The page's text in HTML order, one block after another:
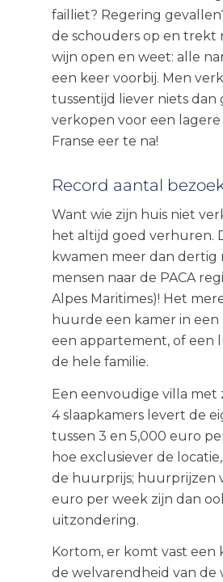
failliet? Regering
de schouders op en trekt
wijn open en weet: alle
een keer voorbij. Men
tussentijd liever niets dan
verkopen voor een lagere
Franse eer te na!
Record aantal
Want wie zijn huis niet
het altijd goed verhuren.
kwamen meer dan dertig
mensen naar de PACA
Alpes Maritimes)! Het
huurde een kamer in een
een appartement, of een
de hele familie.
Een eenvoudige villa met
4 slaapkamers levert de
tussen 3 en 5,000 euro
hoe exclusiever de
de huurprijs; huurprijzen
euro per week zijn dan
uitzondering.
Kortom, er komt vast een
de welvarendheid van de